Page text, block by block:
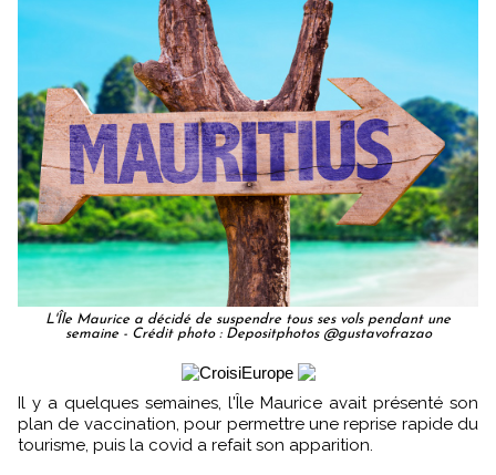
L'Île Maurice a décidé de suspendre tous ses vols pendant une
semaine - Crédit photo : Depositphotos @gustavofrazao
Il y a quelques semaines, l'Île Maurice avait présenté son
plan de vaccination, pour permettre une reprise rapide du
tourisme, puis la covid a refait son apparition.